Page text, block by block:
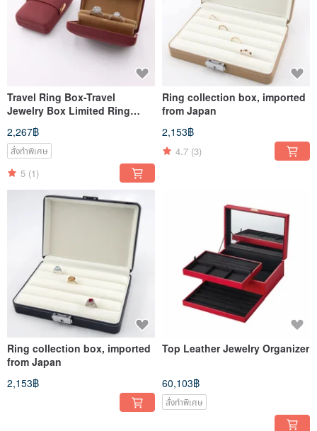
Travel Ring Box-Travel
Jewelry Box Limited Ring
Special Edition
2,267฿
สั่งทำพิเศษ
5 (1)
Ring collection box, imported
from Japan
2,153฿
4.7 (3)
Ring collection box, imported
from Japan
2,153฿
Top Leather Jewelry Organizer
60,103฿
สั่งทำพิเศษ